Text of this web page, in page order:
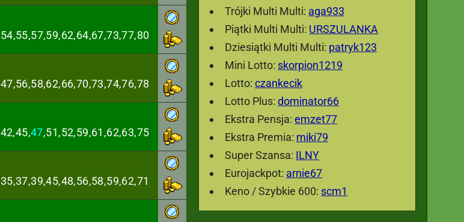
Trójki Multi Multi: aga933
Piątki Multi Multi: URSZULANKA
Dziesiątki Multi Multi: patryk123
Mini Lotto: skorpion1219
Lotto: czankecik
Lotto Plus: dominator66
Ekstra Pensja: emzet77
Ekstra Premia: miki79
Super Szansa: ILNY
Eurojackpot: arnie67
Keno / Szybkie 600: scm1
54,55,57,59,62,64,67,73,77,80
47,56,58,62,66,70,73,74,76,78
42,45,47,51,52,59,61,62,63,75
35,37,39,45,48,56,58,59,62,71